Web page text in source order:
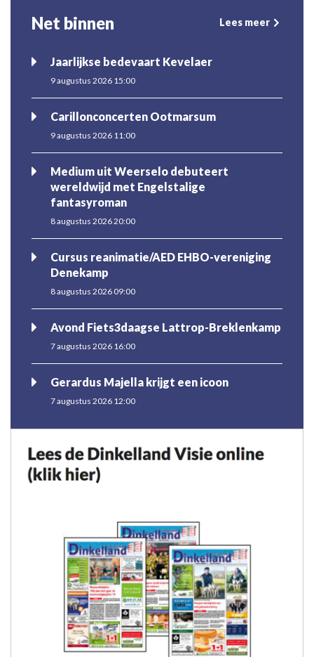
Net binnen Lees meer
Jaarlijkse bedevaart Kevelaer
9 augustus 2026 15:00
Carillonconcerten Ootmarsum
9 augustus 2026 11:00
Medium uit Weerselo debuteert
wereldwijd met Engelstalige
fantasyroman
8 augustus 2026 20:00
Cursus reanimatie/AED EHBO-vereniging
Denekamp
8 augustus 2026 09:00
Avond Fiets3daagse Lattrop-Breklenkamp
7 augustus 2026 16:00
Gerardus Majella krijgt een icoon
7 augustus 2026 12:00